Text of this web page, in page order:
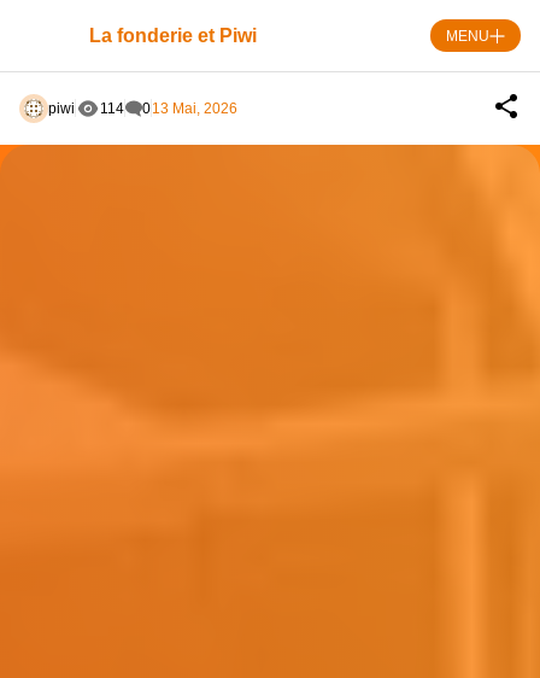
La fonderie et Piwi MENU
piwi 114 013 Mai, 2026